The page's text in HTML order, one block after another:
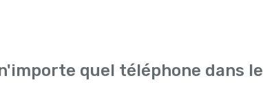
quel téléphone dans le